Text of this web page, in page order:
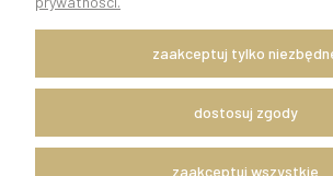
pokaż pełną wersję strony
Szybka i sprawna wysyłka w ciągu 24h.
Dostawę zapewnia firma kurierska DPD Polska.
Witaj, nasz sklep internetowy
zaakceptuj tylko
dostosuj zgody
zaakceptuj wszystkie